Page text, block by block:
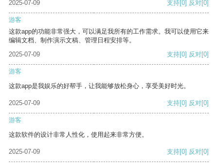
2025-07-09 支持[0] 反对[0]
游客
这款app的功能非常强大，可以满足我所有的工作需求。我可以使用它来
编辑文档、制作演示文稿、管理日程安排等。
2025-07-09
支持[0] 反对[0]
游客
这款app是我娱乐的好帮手，让我能够放松身心，享受美好时光。
2025-07-09 支持[0] 反对[0]
游客
这款软件的设计非常人性化，使用起来非常方便。
2025-07-09 支持[0] 反对[0]